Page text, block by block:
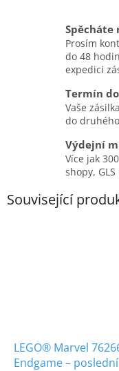
Spěcháte
Prosím
do 48
expedici
Termín
Vaše
do
Výdejní
Více jak
shopy,
Související
LEGO® Marvel
Endgame –